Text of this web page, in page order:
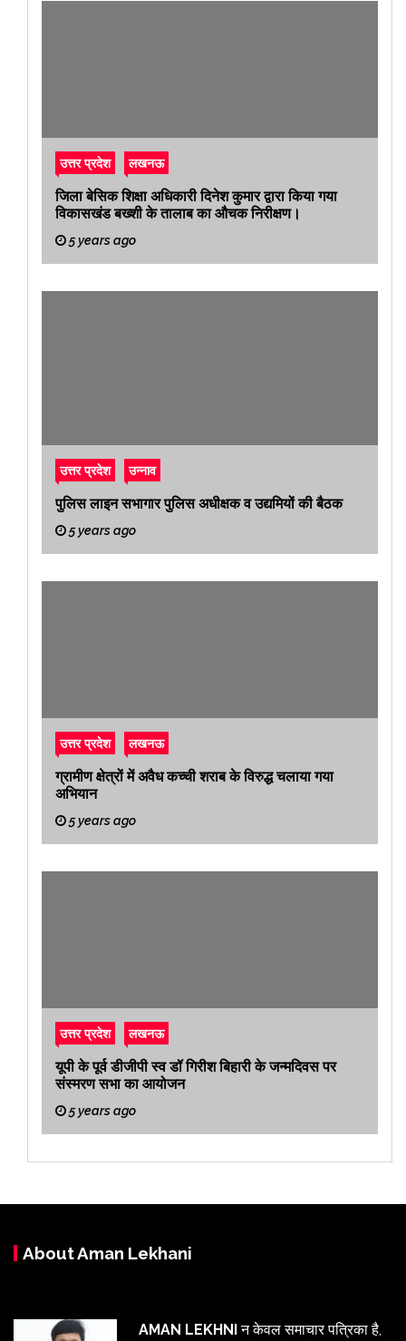
उत्तर प्रदेश लखनऊ
जिला बेसिक शिक्षा अधिकारी दिनेश कुमार द्वारा किया गया
विकासखंड बख्शी के तालाब का औचक निरीक्षण।
5 years ago
उत्तर प्रदेश उन्नाव
पुलिस लाइन सभागार पुलिस अधीक्षक व उद्यमियों की बैठक
5 years ago
उत्तर प्रदेश लखनऊ
ग्रामीण क्षेत्रों में अवैध कच्ची शराब के विरुद्ध चलाया गया
अभियान
5 years ago
उत्तर प्रदेश लखनऊ
यूपी के पूर्व डीजीपी स्व डॉ गिरीश बिहारी के जन्मदिवस पर
संस्मरण सभा का आयोजन
5 years ago
About Aman Lekhani
AMAN LEKHNIन केवल समाचार पत्रिका है,